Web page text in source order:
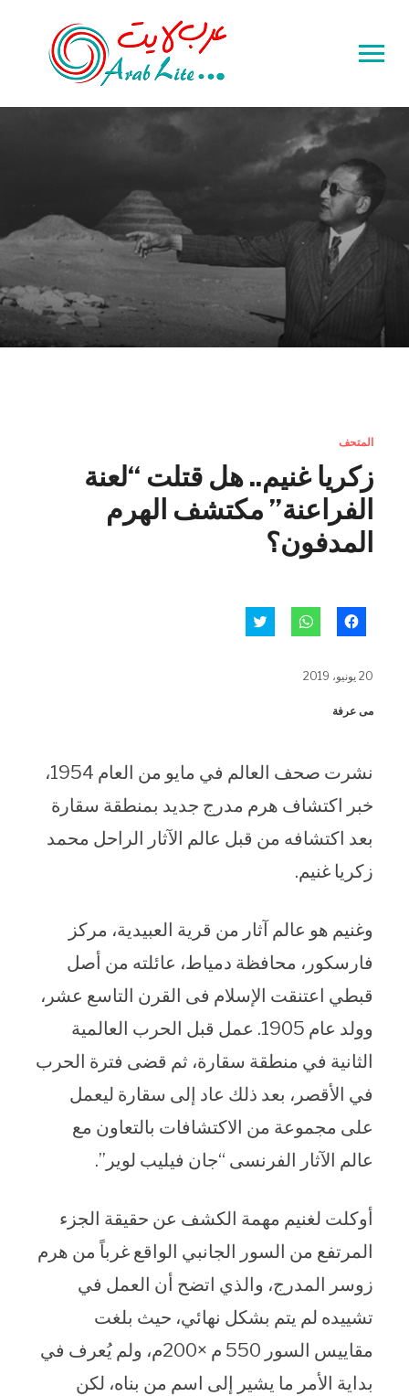
Toggle
&
navigation
المتحف
زكريا غنيم.. هل قتلت “لعنة
الفراعنة” مكتشف الهرم
المدفون؟
للمشاركة
في
للمشاركة
20 يونيو، 2019
مى عرفة
نشرت صحف العالم في مايو من العام 1954،
خبر اكتشاف هرم مدرج جديد بمنطقة سقارة
بعد اكتشافه من قبل عالم الآثار الراحل محمد
زكريا غنيم.
وغنيم هو عالم آثار من قرية العبيدية، مركز
فارسكور، محافظة دمياط، عائلته من أصل
قبطي اعتنقت الإسلام فى القرن التاسع عشر،
وولد عام 1905. عمل قبل الحرب العالمية
الثانية في منطقة سقارة، ثم قضى فترة الحرب
في الأقصر، بعد ذلك عاد إلى سقارة ليعمل
على مجموعة من الاكتشافات بالتعاون مع
عالم الآثار الفرنسى “جان فيليب لوير”.
أوكلت لغنيم مهمة الكشف عن حقيقة الجزء
المرتفع من السور الجانبي الواقع غرباً من هرم
زوسر المدرج، والذي اتضح أن العمل في
تشييده لم يتم بشكل نهائي، حيث بلغت
مقاييس السور 550 م ×200م، ولم يُعرف في
بداية الأمر ما يشير إلى اسم من بناه، لكن